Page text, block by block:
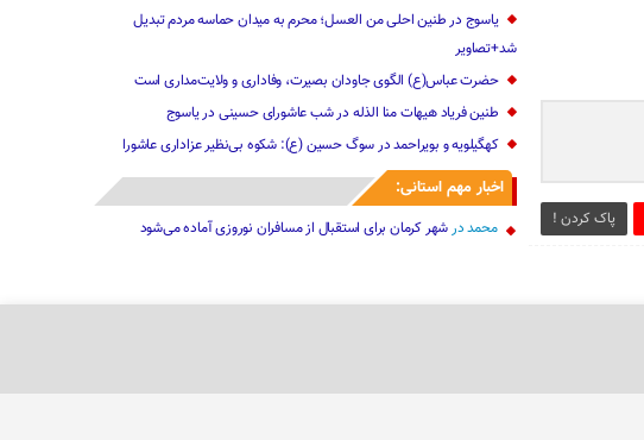
پاک کردن !
یاسوج در طنین احلی من العسل؛ محرم به میدان حماسه مردم تبدیل
شد+تصاویر
حضرت عباس(ع) الگوی جاودان بصیرت، وفاداری و ولایت‌مداری است
طنین فریاد هیهات منا الذله در شب عاشورای حسینی در یاسوج
کهگیلویه و بویراحمد در سوگ حسین (ع): شکوه بی‌نظیر عزاداری عاشورا
اخبار مهم استانی:
محمددرشهر کرمان برای استقبال از مسافران نوروزی آماده می‌شود